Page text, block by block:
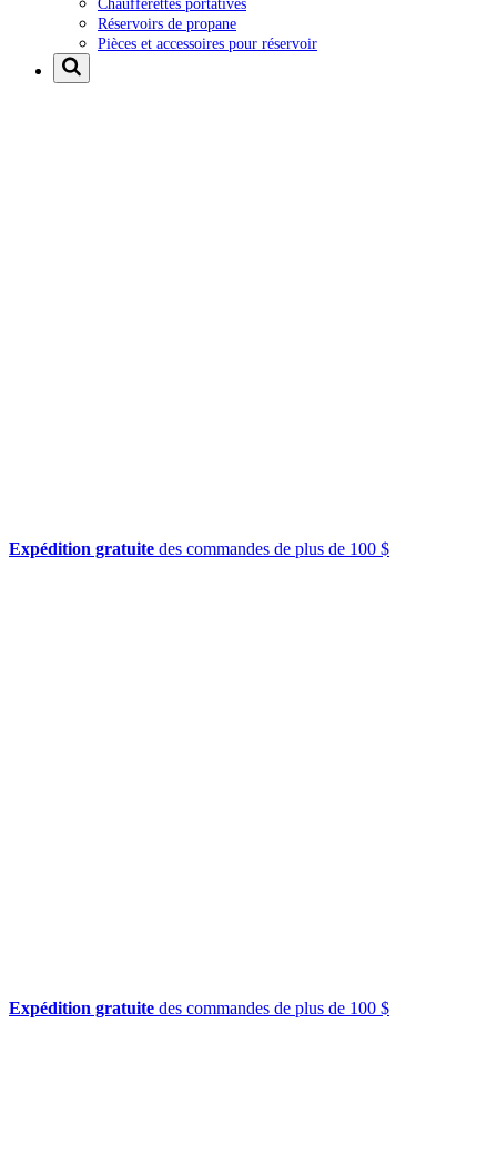
Réservoirs de propane
Pièces et accessoires pour réservoir
Expédition gratuite des commandes de plus de 100 $
Expédition gratuite des commandes de plus de 100 $